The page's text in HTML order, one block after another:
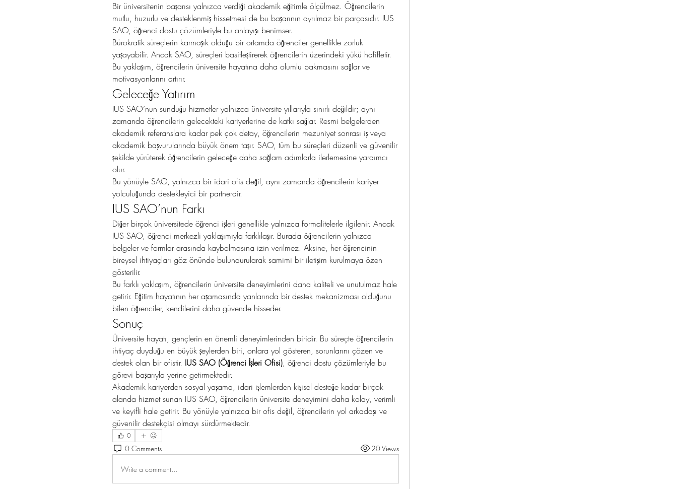
Bir üniversitenin başarısı yalnızca verdiği akademik eğitimle ölçülmez. Öğrencilerin
mutlu, huzurlu ve desteklenmiş hissetmesi de bu başarının ayrılmaz bir parçasıdır. IUS
SAO, öğrenci dostu çözümleriyle bu anlayışı benimser.
Bürokratik süreçlerin karmaşık olduğu bir ortamda öğrenciler genellikle zorluk
yaşayabilir. Ancak SAO, süreçleri basitleştirerek öğrencilerin üzerindeki yükü hafifletir.
Bu yaklaşım, öğrencilerin üniversite hayatına daha olumlu bakmasını sağlar ve
motivasyonlarını artırır.
Geleceğe Yatırım
IUS SAO’nun sunduğu hizmetler yalnızca üniversite yıllarıyla sınırlı değildir; aynı
zamanda öğrencilerin gelecekteki kariyerlerine de katkı sağlar. Resmi belgelerden
akademik referanslara kadar pek çok detay, öğrencilerin mezuniyet sonrası iş veya
akademik başvurularında büyük önem taşır. SAO, tüm bu süreçleri düzenli ve güvenilir
şekilde yürüterek öğrencilerin geleceğe daha sağlam adımlarla ilerlemesine yardımcı
olur.
Bu yönüyle SAO, yalnızca bir idari ofis değil, aynı zamanda öğrencilerin kariyer
yolculuğunda destekleyici bir partnerdir.
IUS SAO’nun Farkı
Diğer birçok üniversitede öğrenci işleri genellikle yalnızca formalitelerle ilgilenir. Ancak
IUS SAO, öğrenci merkezli yaklaşımıyla farklılaşır. Burada öğrencilerin yalnızca
belgeler ve formlar arasında kaybolmasına izin verilmez. Aksine, her öğrencinin
bireysel ihtiyaçları göz önünde bulundurularak samimi bir iletişim kurulmaya özen
gösterilir.
Bu farklı yaklaşım, öğrencilerin üniversite deneyimlerini daha kaliteli ve unutulmaz hale
getirir. Eğitim hayatının her aşamasında yanlarında bir destek mekanizması olduğunu
bilen öğrenciler, kendilerini daha güvende hisseder.
Sonuç
Üniversite hayatı, gençlerin en önemli deneyimlerinden biridir. Bu süreçte öğrencilerin
ihtiyaç duyduğu en büyük şeylerden biri, onlara yol gösteren, sorunlarını çözen ve
destek olan bir ofistir. IUS SAO (Öğrenci İşleri Ofisi), öğrenci dostu çözümleriyle bu
görevi başarıyla yerine getirmektedir.
Akademik kariyerden sosyal yaşama, idari işlemlerden kişisel desteğe kadar birçok
alanda hizmet sunan IUS SAO, öğrencilerin üniversite deneyimini daha kolay, verimli
ve keyifli hale getirir. Bu yönüyle yalnızca bir ofis değil, öğrencilerin yol arkadaşı ve
güvenilir destekçisi olmayı sürdürmektedir.
0
0 Comments 20 Views
Write a comment...